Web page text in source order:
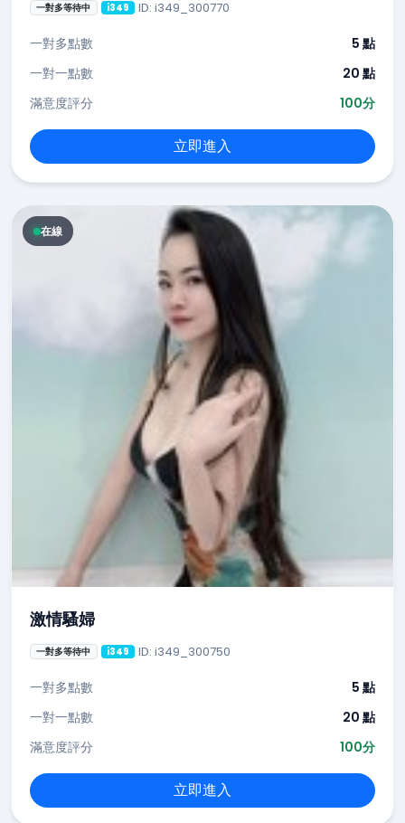
一對多等待中 i349 ID: i349_300770
一對多點數
5 點
一對一點數
20 點
滿意度評分
100分
立即進入
在線
激情騷婦
一對多等待中 i349 ID: i349_300750
一對多點數
5 點
一對一點數
20 點
滿意度評分
100分
立即進入